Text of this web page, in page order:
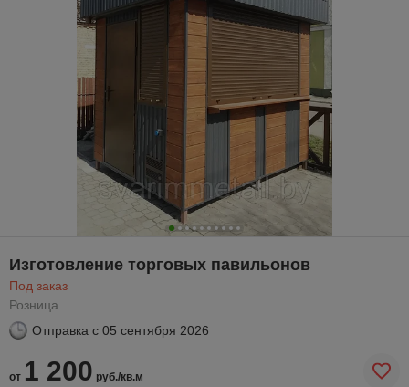
Изготовление торговых павильонов
Под заказ
Розница
Отправка с 05 сентября 2026
от 1 200 руб./кв.м